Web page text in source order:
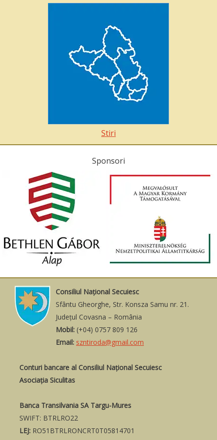
Stiri
Sponsori
Consiliul Naţional Secuiesc
Sfântu Gheorghe, Str. Konsza Samu nr. 21.
Judeţul Covasna – România
Mobil: (+04) 0757 809 126
Email: szntiroda@gmail.com
Conturi bancare al Consiliul Național Secuiesc
Asociația Siculitas
Banca Transilvania SA Targu-Mures
SWIFT: BTRLRO22
LEJ: RO51BTRLRONCRT0T05814701